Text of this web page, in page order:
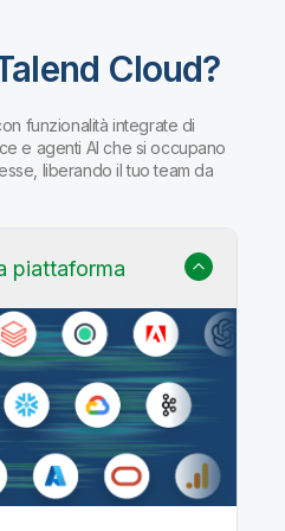
Cloud?
funzionalità integrate di
e agenti AI che si occupano
liberando il tuo team da
piattaforma